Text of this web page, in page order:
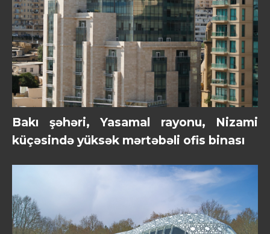
Bakı şəhəri, Yasamal rayonu, Nizami
küçəsində yüksək mərtəbəli ofis binası